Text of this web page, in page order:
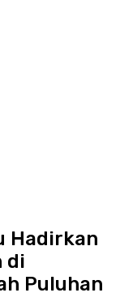
Hadirkan
di
Puluhan